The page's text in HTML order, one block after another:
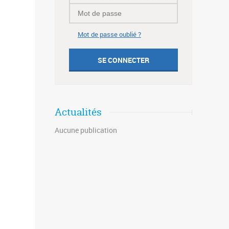
Mot de passe oublié ?
Actualités
Aucune publication